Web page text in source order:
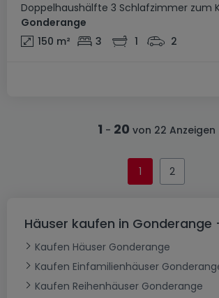
Doppelhaushälfte 3 Schlafzimmer zum
Gonderange
150 m² 3 1 2
1 - 20 von 22 Anzeigen
1 2
Häuser kaufen in Gonderange
Kaufen Häuser Gonderange
Kaufen Einfamilienhäuser
Kaufen Reihenhäuser Gonderange